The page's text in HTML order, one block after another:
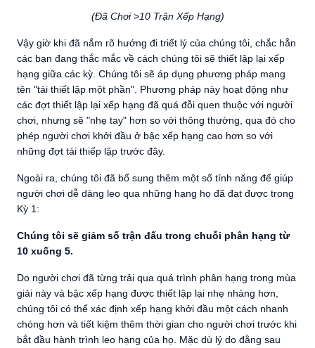
(Đã Chơi >10 Trận Xếp Hạng)
Vậy giờ khi đã nắm rõ hướng đi triết lý của chúng tôi, chắc hẳn
các bạn đang thắc mắc về cách chúng tôi sẽ thiết lập lại xếp
hạng giữa các kỳ. Chúng tôi sẽ áp dụng phương pháp mang
tên "tái thiết lập một phần". Phương pháp này hoạt động như
các đợt thiết lập lại xếp hạng đã quá đỗi quen thuộc với người
chơi, nhưng sẽ "nhẹ tay" hơn so với thông thường, qua đó cho
phép người chơi khởi đầu ở bậc xếp hạng cao hơn so với
những đợt tái thiếp lập trước đây.
Ngoài ra, chúng tôi đã bổ sung thêm một số tính năng để giúp
người chơi dễ dàng leo qua những hạng họ đã đạt được trong
Kỳ 1:
Chúng tôi sẽ giảm số trận đấu trong chuỗi phân hạng từ
10 xuống 5.
Do người chơi đã từng trải qua quá trình phân hạng trong mùa
giải này và bậc xếp hạng được thiết lập lại nhẹ nhàng hơn,
chúng tôi có thể xác định xếp hạng khởi đầu một cách nhanh
chóng hơn và tiết kiệm thêm thời gian cho người chơi trước khi
bắt đầu hành trình leo hạng của họ. Mặc dù lý do đằng sau